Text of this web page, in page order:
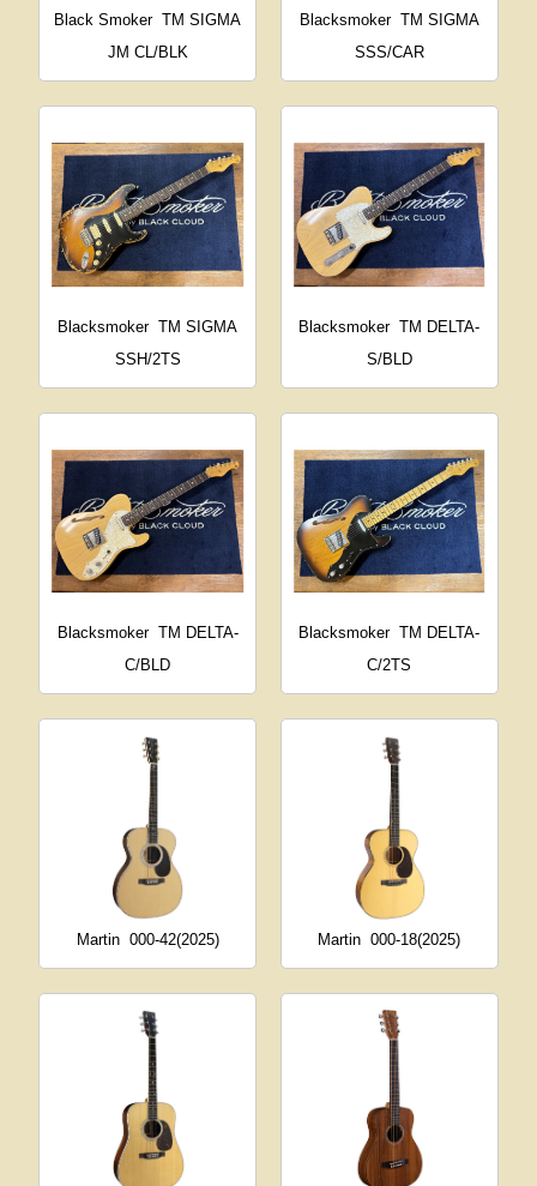
Black Smoker TM SIGMA
JM CL/BLK
Blacksmoker TM SIGMA
SSS/CAR
Blacksmoker TM SIGMA
SSH/2TS
Blacksmoker TM DELTA-
S/BLD
Blacksmoker TM DELTA-
C/BLD
Blacksmoker TM DELTA-
C/2TS
Martin 000-42(2025) Martin 000-18(2025)